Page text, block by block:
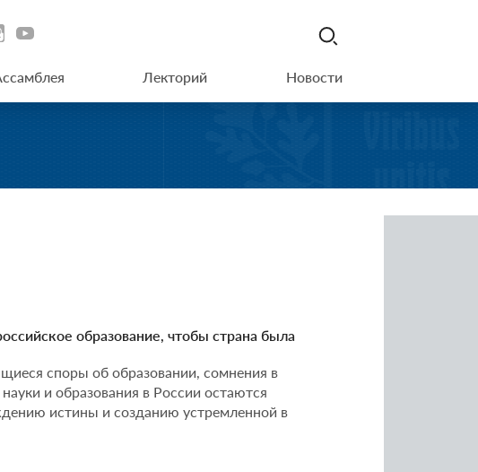
Лекторий Новости
образование, чтобы страна была
споры об образовании, сомнения в
и образования в России остаются
истины и созданию устремленной в